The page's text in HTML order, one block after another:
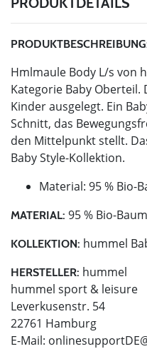
Hmlmaule Body L/s von
Kategorie Baby Oberteil.
Kinder ausgelegt. Ein
Schnitt, das
den Mittelpunkt stellt.
Baby Style-Kollektion.
Material: 95 % Bio-
MATERIAL: 95 % Bio-
KOLLEKTION: hummel
HERSTELLER: hummel
hummel sport & leisure
Leverkusenstr. 54
22761 Hamburg
E-Mail: